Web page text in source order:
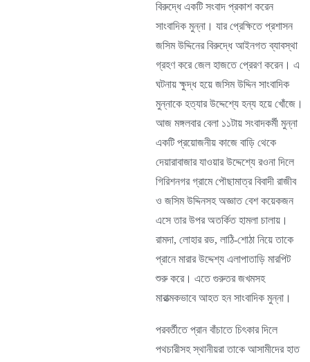
বিরুদ্ধে একটি সংবাদ প্রকাশ করেন
সাংবাদিক মুন্না। যার প্রেক্ষিতে প্রশাসন
জসিম উদ্দিনের বিরুদ্ধে আইনগত ব্যাবস্থা
গ্রহণ করে জেল হাজতে প্রেরণ করেন। এ
ঘটনায় ক্ষুদ্ধ হয়ে জসিম উদ্দিন সাংবাদিক
মুন্নাকে হত্যার উদ্দেশ্যে হন্য হয়ে খোঁজে।
আজ মঙ্গলবার বেলা ১১টায় সংবাদকর্মী মুন্না
একটি প্রয়োজনীয় কাজে বাড়ি থেকে
দেয়ারাবাজার যাওয়ার উদ্দেশ্যে রওনা দিলে
গিরিশনগর গ্রামে পৌছামাত্র বিবাদী রাজীব
ও জসিম উদ্দিনসহ অজ্ঞাত বেশ কয়েকজন
এসে তার উপর অতর্কিত হামলা চালায়।
রামদা, লোহার রড, লাঠি-শোঠা নিয়ে তাকে
প্রানে মারার উদ্দেশ্য এলাপাতাড়ি মারপিট
শুরু করে। এতে গুরুতর জখমসহ
মারাত্মকভাবে আহত হন সাংবাদিক মুন্না।
পরবর্তীতে প্রান বাঁচাতে চিৎকার দিলে
পথচারীসহ স্থানীয়রা তাকে আসামীদের হাত